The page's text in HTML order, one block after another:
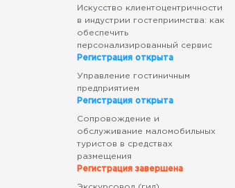
Искусство клиентоцентричности
в индустрии гостеприимства: как
обеспечить
персонализированный сервис
Регистрация открыта
Управление гостиничным
предприятием
Регистрация открыта
Сопровождение и
обслуживание маломобильных
туристов в средствах
размещения
Регистрация завершена